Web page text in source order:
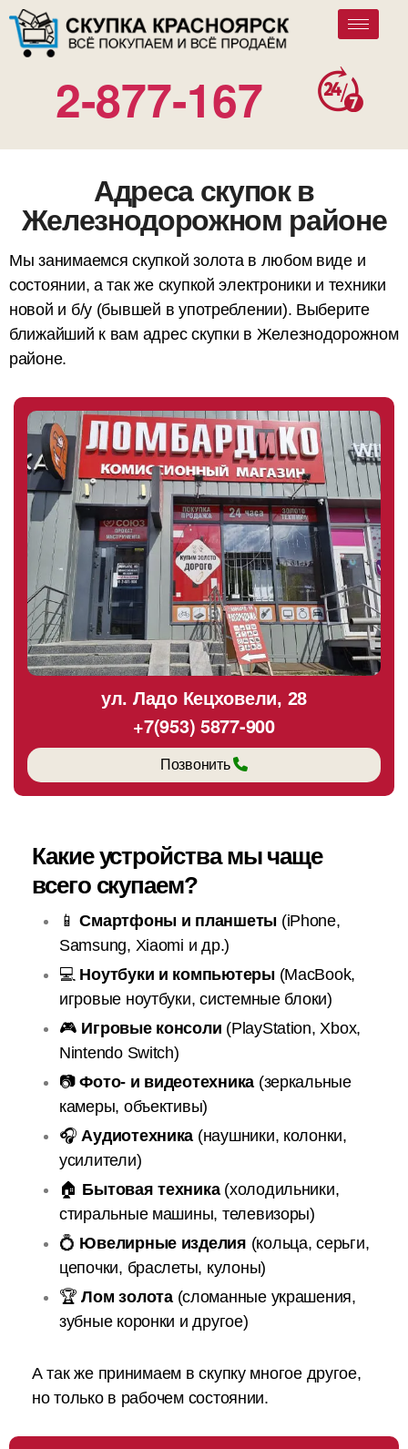
2-877-167
Адреса скупок в
Железнодорожном районе
Мы занимаемся скупкой золота в любом виде и
состоянии, а так же скупкой электроники и техники
новой и б/у (бывшей в употреблении). Выберите
ближайший к вам адрес скупки в Железнодорожном
районе.
ул. Ладо Кецховели, 28
+7(953) 5877-900
Позвонить
Какие устройства мы чаще
всего скупаем?
📱Смартфоны и планшеты (iPhone,
Samsung, Xiaomi и др.)
💻 Ноутбуки и компьютеры(MacBook,
игровые ноутбуки, системные блоки)
🎮 Игровые консоли (PlayStation, Xbox,
Nintendo Switch)
📷Фото- и видеотехника (зеркальные
камеры, объективы)
🎧Аудиотехника (наушники, колонки,
усилители)
🏠 Бытовая техника(холодильники,
стиральные машины, телевизоры)
💍 Ювелирные изделия (кольца, серьги,
цепочки, браслеты, кулоны)
🏆Лом золота(сломанные украшения,
зубные коронки и другое)
А так же принимаем в скупку многое другое,
но только в рабочем состоянии.